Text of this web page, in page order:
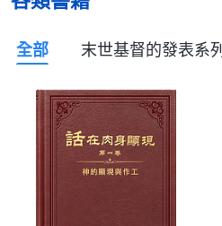
全部 末世基督的發表系列